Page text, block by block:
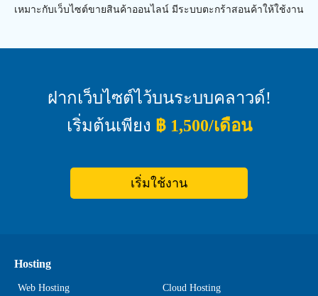
เหมาะกับเว็บไซต์ขายสินค้าออนไลน์ มีระบบตะกร้าสอนค้าให้ใช้งาน
ฝากเว็บไซต์ไว้บนระบบคลาวด์!
เริ่มต้นเพียง ฿ 1,500/เดือน
เริ่มใช้งาน
Hosting
Web Hosting Cloud Hosting